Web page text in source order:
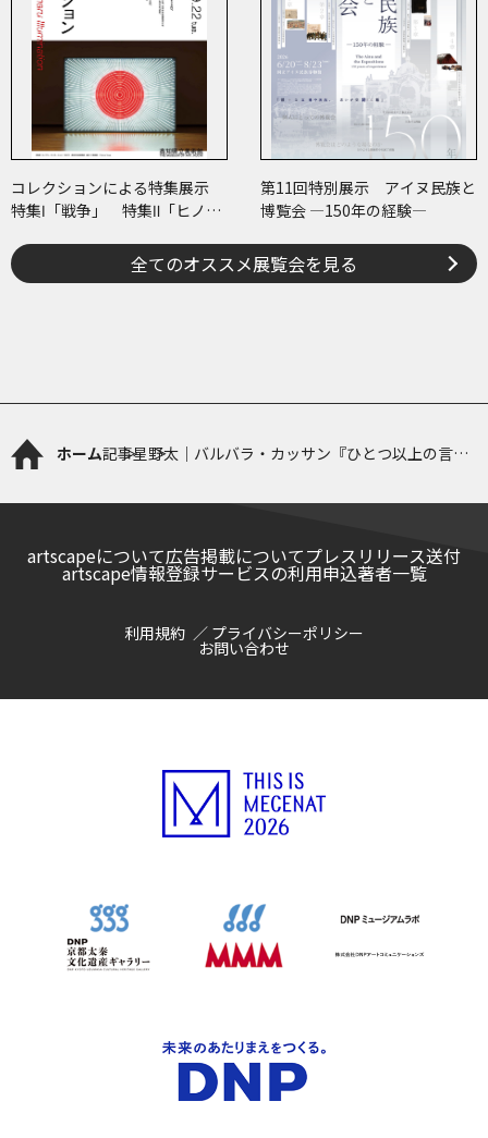
コレクションによる特集展示
特集Ⅰ「戦争」 特集Ⅱ「ヒノマ
第11回特別展示 アイヌ民族と
博覧会 ―150年の経験―
全てのオススメ展覧会を見る
ホーム記事星野太｜バルバラ・カッサン『ひとつ以上の言
artscapeについて広告掲載についてプレスリリース送付
artscape情報登録サービスの利用申込著者一覧
利用規約 プライバシーポリシー
お問い合わせ